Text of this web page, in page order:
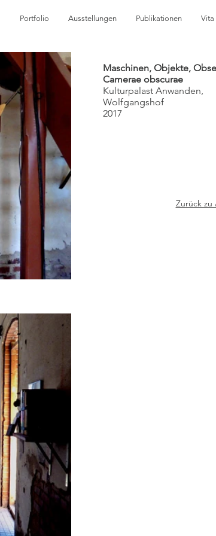
Portfolio Ausstellungen Publikationen Vita
Maschinen, Objekte,
Camerae obscurae
Kulturpalast Anwanden,
Wolfgangshof
2017
Zurück zu